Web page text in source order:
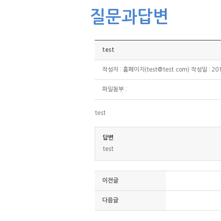
질문과답변
test
작성자 : 홈페이지(test@test.com) 작성일 :
파일첨부 :
test
답변
test
이전글
다음글